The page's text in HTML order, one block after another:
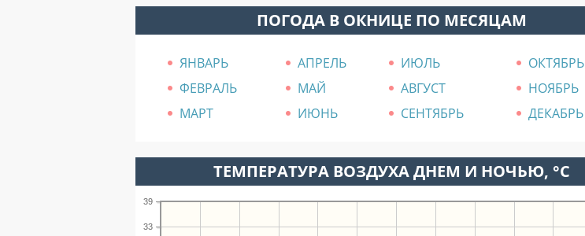
ПОГОДА В ОКНИЦЕ ПО МЕСЯЦАМ
ЯНВАРЬ АПРЕЛЬ ИЮЛЬ
ОКТЯБРЬ
ФЕВРАЛЬ
МАЙ АВГУСТ
НОЯБРЬ
МАРТ
ИЮНЬ СЕНТЯБРЬ ДЕКАБРЬ
ТЕМПЕРАТУРА ВОЗДУХА ДНЕМ И НОЧЬЮ, °C
33
39